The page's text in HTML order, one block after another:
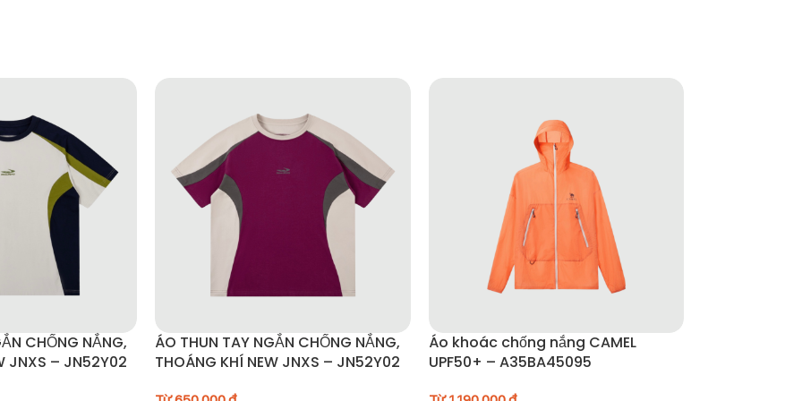
bên ngoài.
phủ chống thấm.
chống thấmđể tăng độ bền của áo.
CHỐNG NẮNG,
JNXS – JN52Y02
ÁO THUN TAY NGẮN CHỐNG NẮNG,
THOÁNG KHÍ NEW JNXS – JN52Y02
Áo khoác chống nắng CAMEL
UPF50+ – A35BA45095